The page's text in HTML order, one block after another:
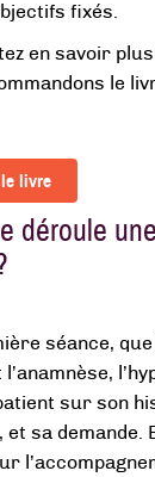
fixés.
en savoir
le
livre
déroule
séance, que
sur son
et sa demande.